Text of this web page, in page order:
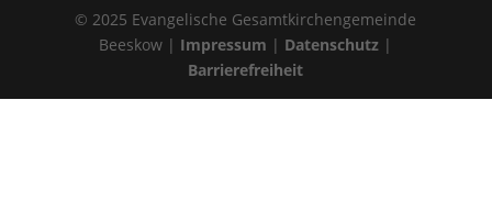
© 2025 Evangelische Gesamtkirchengemeinde
Beeskow | Impressum | Datenschutz |
Barrierefreiheit